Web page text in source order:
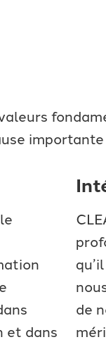
importante
et dans
de